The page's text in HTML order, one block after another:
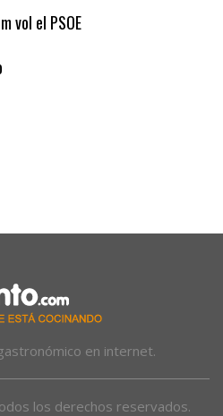
vol el PSOE
en internet.
los derechos reservados.